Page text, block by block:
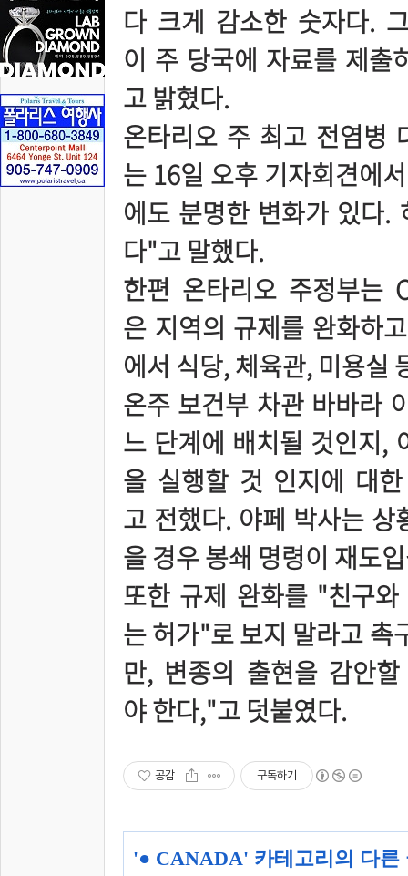
다 크게 감소한 숫자다.
이 주 당국에 자료를 제출
고 밝혔다.
온타리오 주 최고 전염병
는 16일 오후 기자회견에
에도 분명한 변화가 있다.
다"고 말했다.
한편 온타리오 주정부는
은 지역의 규제를 완화하
에서 식당, 체육관, 미용실
온주 보건부 차관 바바라
느 단계에 배치될 것인지
을 실행할 것 인지에 대
고 전했다. 야페 박사는
을 경우 봉쇄 명령이 재도
또한 규제 완화를 "친구
는 허가"로 보지 말라고 촉
만, 변종의 출현을 감안
야 한다,"고 덧붙였다.
공감 구독하기
'● CANADA' 카테고리의 다른